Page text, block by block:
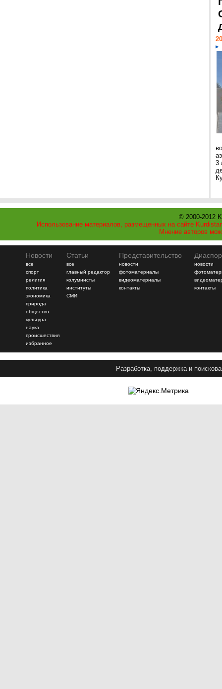
3
© 2000-2012
Использование материалов, размещенных на сайте
Мнение авторов
Новости
все
спорт
религия
политика
экономика
природа
общество
культура
наука
происшествия
избранное
Статьи
все
главный редактор
колумнисты
институты
СМИ
Представительство
новости
фотоматериалы
видеоматериалы
контакты
новости
контакты
Разработка, поддержка и